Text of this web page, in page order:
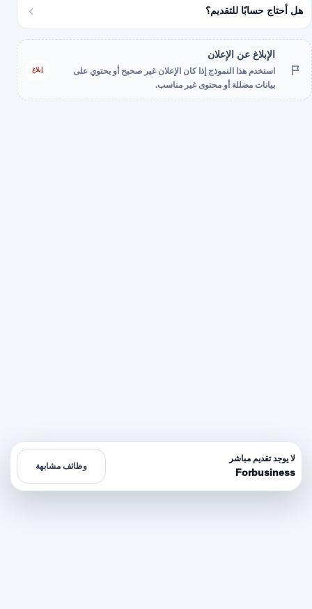
هل أحتاج حسابًا للتقديم؟
الإبلاغ عن الإعلان
استخدم هذا النموذج إذا كان الإعلان غير صحيح أو يحتوي على
بيانات مضللة أو محتوى غير مناسب.
إبلاغ
لا يوجد تقديم مباشر
Forbusiness
وظائف مشابهة